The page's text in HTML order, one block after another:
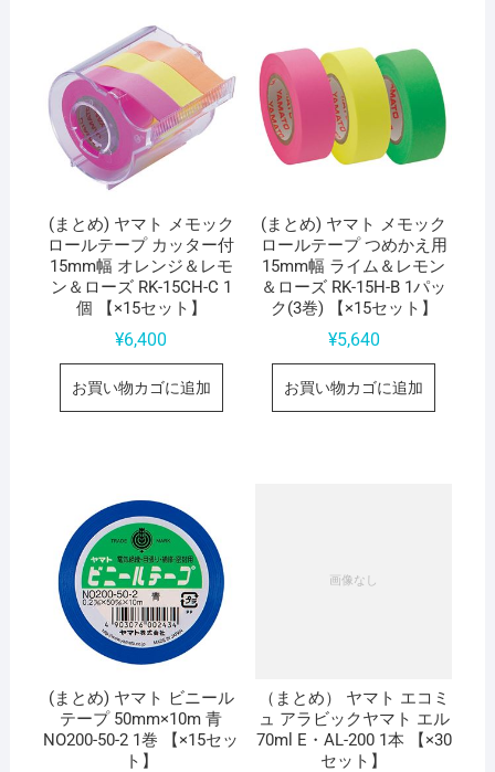
(まとめ) ヤマト メモック
ロールテープ カッター付
15mm幅 オレンジ＆レモ
ン＆ローズ RK-15CH-C 1
個 【×15セット】
¥6,400
お買い物カゴに追加
(まとめ) ヤマト メモック
ロールテープ つめかえ用
15mm幅 ライム＆レモン
＆ローズ RK-15H-B 1パッ
ク(3巻) 【×15セット】
¥5,640
お買い物カゴに追加
(まとめ) ヤマト ビニール
テープ 50mm×10m 青
NO200-50-2 1巻 【×15セッ
ト】
（まとめ） ヤマト エコミ
ュ アラビックヤマト エル
70ml E・AL-200 1本 【×30
セット】